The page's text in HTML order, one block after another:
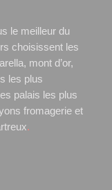
le meilleur du
choisissent les
mont d’or,
les plus
palais les plus
fromagerie et
.